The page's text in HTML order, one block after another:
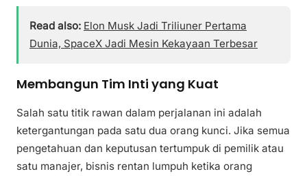
Read also: Elon Musk Jadi Triliuner Pertama
Dunia, SpaceX Jadi Mesin Kekayaan Terbesar
Membangun Tim Inti yang Kuat
Salah satu titik rawan dalam perjalanan ini adalah
ketergantungan pada satu dua orang kunci. Jika semua
pengetahuan dan keputusan tertumpuk di pemilik atau
satu manajer, bisnis rentan lumpuh ketika orang